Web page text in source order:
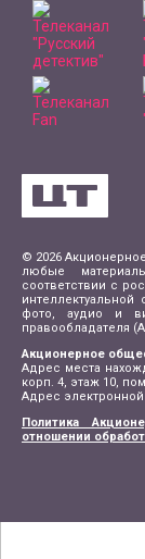
© 2026
любые
соответствии с
фото, аудио и
правообладателя
Акционерное
Адрес места
корп. 4, этаж 10,
Адрес
Политика
отношении